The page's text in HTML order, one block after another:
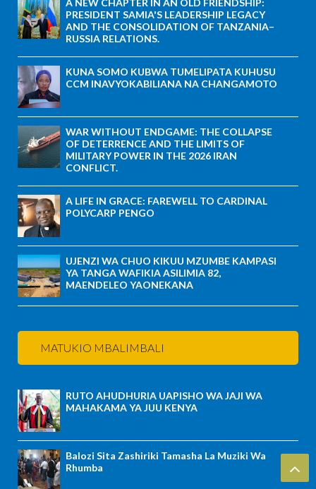
A NEW CHAPTER IN AN OLD FRIENDSHIP:
PRESIDENT SAMIA'S LEADERSHIP LEGACY
AND THE CONSOLIDATION OF TANZANIA–
RUSSIA RELATIONS.
KUNA SOMO KUBWA TUMELIPATA KUHUSU
CCM INAVYOKABILIANA NA CHANGAMOTO
WAR WITHOUT ENDGAME: THE COLLAPSE
OF DETERRENCE AND THE LIMITS OF
MILITARY POWER IN THE 2026 IRAN
CONFLICT.
A LIFE IN GRACE: FAREWELL TO CARDINAL
POLYCARP PENGO
UJENZI WA CHUO KIKUU MZUMBE KAMPASI
YA TANGA WAFIKIA ASILIMIA 82,
MAENDELEO YAONEKANA
MATUKIO MBALIMBALI
RUTO AHUDHURIA UAPISHO WA JAJI WA
MAHAKAMA YA JUU KENYA
Balozi Sita Zashiriki Tamasha La Muziki Wa
Rhumba